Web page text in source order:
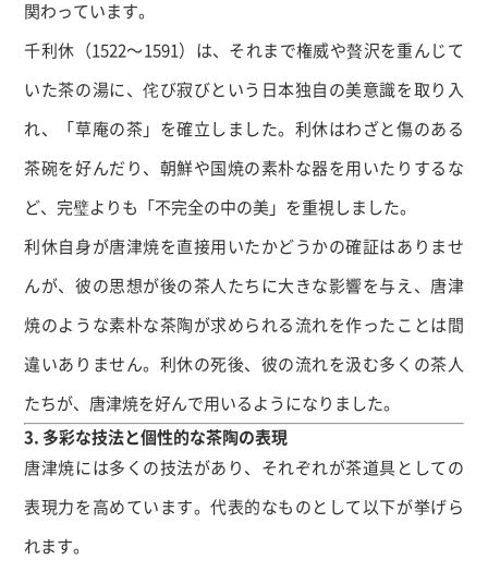
関わっています。
千利休（1522～1591）は、それまで権威や贅沢を重んじて
いた茶の湯に、侘び寂びという日本独自の美意識を取り入
れ、「草庵の茶」を確立しました。利休はわざと傷のある
茶碗を好んだり、朝鮮や国焼の素朴な器を用いたりするな
ど、完璧よりも「不完全の中の美」を重視しました。
利休自身が唐津焼を直接用いたかどうかの確証はありませ
んが、彼の思想が後の茶人たちに大きな影響を与え、唐津
焼のような素朴な茶陶が求められる流れを作ったことは間
違いありません。利休の死後、彼の流れを汲む多くの茶人
たちが、唐津焼を好んで用いるようになりました。
3. 多彩な技法と個性的な茶陶の表現
唐津焼には多くの技法があり、それぞれが茶道具としての
表現力を高めています。代表的なものとして以下が挙げら
れます。